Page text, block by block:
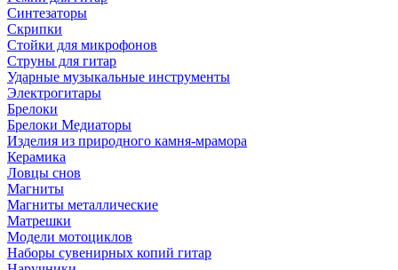
Синтезаторы
Скрипки
Стойки для микрофонов
Струны для гитар
Ударные музыкальные инструменты
Электрогитары
Брелоки
Брелоки Медиаторы
Изделия из природного камня-мрамора
Керамика
Ловцы снов
Магниты
Магниты металлические
Матрешки
Модели мотоциклов
Наборы сувенирных копий гитар